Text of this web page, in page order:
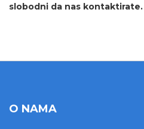
slobodni da nas kontaktirate.
O NAMA